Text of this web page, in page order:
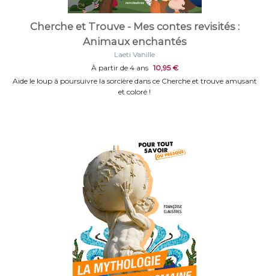
Cherche et Trouve - Mes contes revisités :
Animaux enchantés
Laeti Vanille
À partir de 4 ans 10,95 €
Aide le loup à poursuivre la sorcière dans ce Cherche et trouve amusant
et coloré !